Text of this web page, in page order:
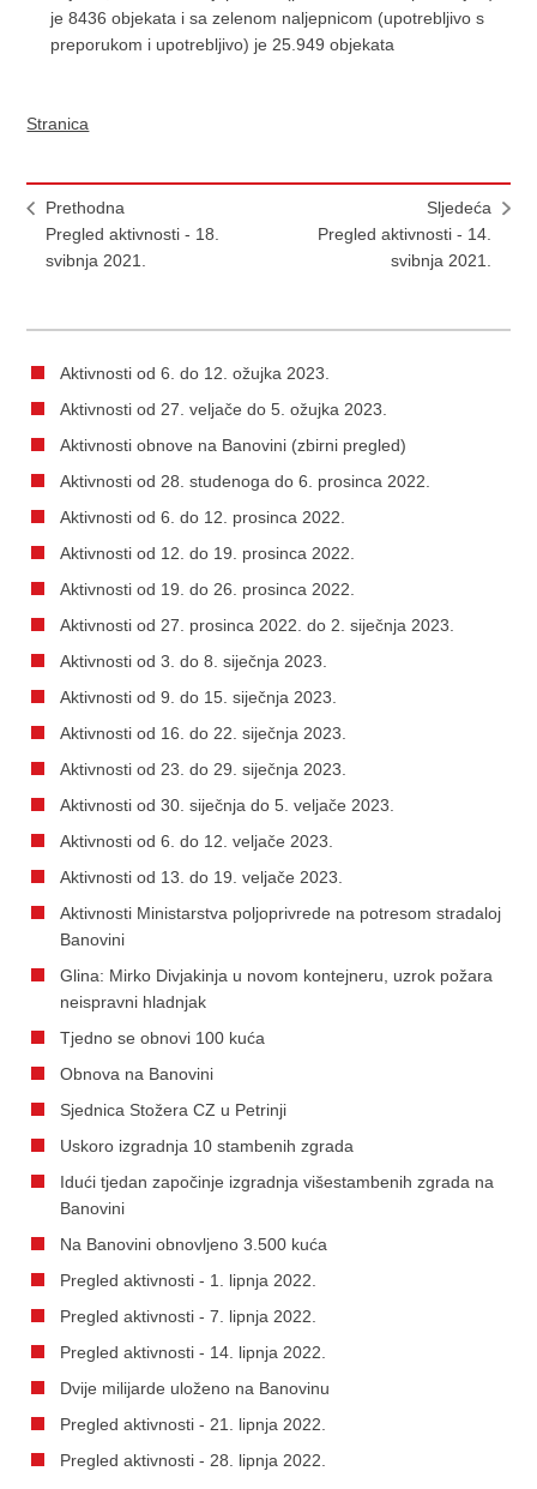
je 8436 objekata i sa zelenom naljepnicom (upotrebljivo s
preporukom i upotrebljivo) je 25.949 objekata
Stranica
Prethodna
Pregled aktivnosti - 18.
svibnja 2021.
Sljedeća
Pregled aktivnosti - 14.
svibnja 2021.
Aktivnosti od 6. do 12. ožujka 2023.
Aktivnosti od 27. veljače do 5. ožujka 2023.
Aktivnosti obnove na Banovini (zbirni pregled)
Aktivnosti od 28. studenoga do 6. prosinca 2022.
Aktivnosti od 6. do 12. prosinca 2022.
Aktivnosti od 12. do 19. prosinca 2022.
Aktivnosti od 19. do 26. prosinca 2022.
Aktivnosti od 27. prosinca 2022. do 2. siječnja 2023.
Aktivnosti od 3. do 8. siječnja 2023.
Aktivnosti od 9. do 15. siječnja 2023.
Aktivnosti od 16. do 22. siječnja 2023.
Aktivnosti od 23. do 29. siječnja 2023.
Aktivnosti od 30. siječnja do 5. veljače 2023.
Aktivnosti od 6. do 12. veljače 2023.
Aktivnosti od 13. do 19. veljače 2023.
Aktivnosti Ministarstva poljoprivrede na potresom stradaloj
Banovini
Glina: Mirko Divjakinja u novom kontejneru, uzrok požara
neispravni hladnjak
Tjedno se obnovi 100 kuća
Obnova na Banovini
Sjednica Stožera CZ u Petrinji
Uskoro izgradnja 10 stambenih zgrada
Idući tjedan započinje izgradnja višestambenih zgrada na
Banovini
Na Banovini obnovljeno 3.500 kuća
Pregled aktivnosti - 1. lipnja 2022.
Pregled aktivnosti - 7. lipnja 2022.
Pregled aktivnosti - 14. lipnja 2022.
Dvije milijarde uloženo na Banovinu
Pregled aktivnosti - 21. lipnja 2022.
Pregled aktivnosti - 28. lipnja 2022.